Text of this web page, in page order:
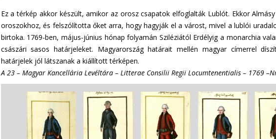
Ez a térkép akkor készült, amikor az orosz csapatok elfoglalták Lublót. Ekkor
oroszokhoz, és felszólította őket arra, hogy hagyják el a várost, mivel a lublói
birtoka. 1769-ben, május-június hónap folyamán Sziléziától Erdélyig a monarchia
császári sasos határjeleket. Magyarország határait mellén magyar címerrel
határjelek jól látszanak a kiállított térképen.
A 23 – Magyar Kancellária Levéltára – Litterae Consilii Regii Locumtenentialis – 1769